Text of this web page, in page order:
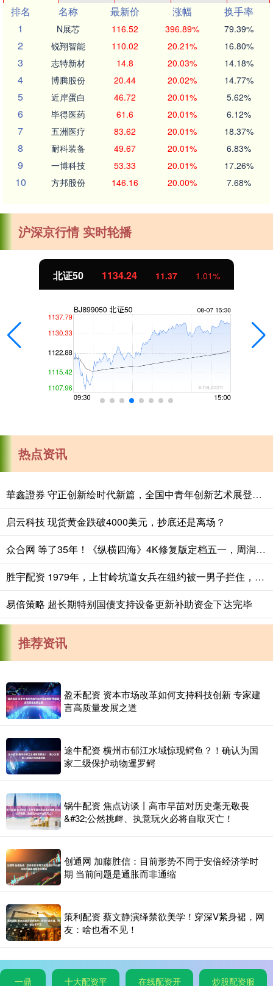
排名
名称 最新价 涨幅
换手率
1
N展芯 116.52 396.89% 79.39%
2 锐翔智能 110.02 20.21% 16.80%
3 志特新材 14.8 20.03% 14.18%
4 博腾股份 20.44 20.02% 14.77%
5 近岸蛋白 46.72 20.01% 5.62%
6 毕得医药 61.6 20.01% 6.12%
7 五洲医疗 83.62 20.01% 18.37%
8 耐科装备 49.67 20.01% 6.83%
9 一博科技 53.33 20.01% 17.26%
10 方邦股份 146.16 20.00% 7.68%
沪深京行情 实时轮播
北证50 1134.24 11.37 1.01%
热点资讯
華鑫證券 守正创新绘时代新篇，全国中青年创新艺术展登陆中国美术馆
启云科技 现货黄金跌破4000美元，抄底还是离场？
众合网 等了35年！《纵横四海》4K修复版定档五一，周润发张国荣钟楚红绝版同框
胜宇配资 1979年，上甘岭坑道女兵在纽约被一男子拦住，“我是你战俘”_詹姆斯_美军_审讯
易倍策略 超长期特别国债支持设备更新补助资金下达完毕
推荐资讯
盈禾配资 资本市场改革如何支持科技创新 专家建
言高质量发展之道
途牛配资 横州市郁江水域惊现鳄鱼？！确认为国
家二级保护动物暹罗鳄
锅牛配资 焦点访谈丨高市早苗对历史毫无敬畏
&#32;公然挑衅、执意玩火必将自取灭亡！
创通网 加藤胜信：目前形势不同于安倍经济学时
期 当前问题是通胀而非通缩
策利配资 蔡文静演绎禁欲美学！穿深V紧身裙，网
友：啥也看不见！
一鼎 十大配资平 在线配资开 炒股配资服